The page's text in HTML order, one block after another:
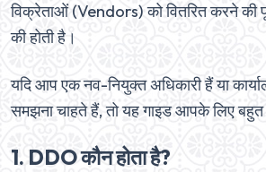
विक्रेताओं (Vendors) को वितरित करने की
की होती है।
यदि आप एक नव-नियुक्त अधिकारी हैं या
समझना चाहते हैं, तो यह गाइड आपके लिए बहुत
1. DDO कौन होता है?